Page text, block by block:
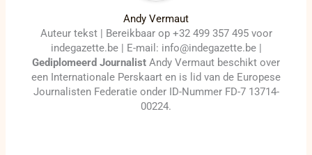
Andy Vermaut
Auteur tekst | Bereikbaar op +32 499 357 495 voor
indegazette.be | E-mail: info@indegazette.be |
Gediplomeerd Journalist Andy Vermaut beschikt over
een Internationale Perskaart en is lid van de Europese
Journalisten Federatie onder ID-Nummer FD-7 13714-
00224.